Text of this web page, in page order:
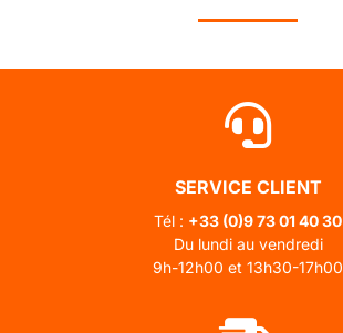
SERVICE CLIENT
Tél : +33 (0)9 73 01 40 30
Du lundi au vendredi
9h-12h00 et 13h30-17h00